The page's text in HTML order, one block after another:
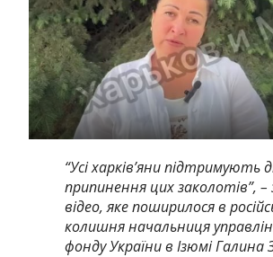
“Усі харків’яни підтримують
припинення цих заколотів”, –
відео, яке поширилося в
колишня начальниця
фонду України в Ізюмі Галина